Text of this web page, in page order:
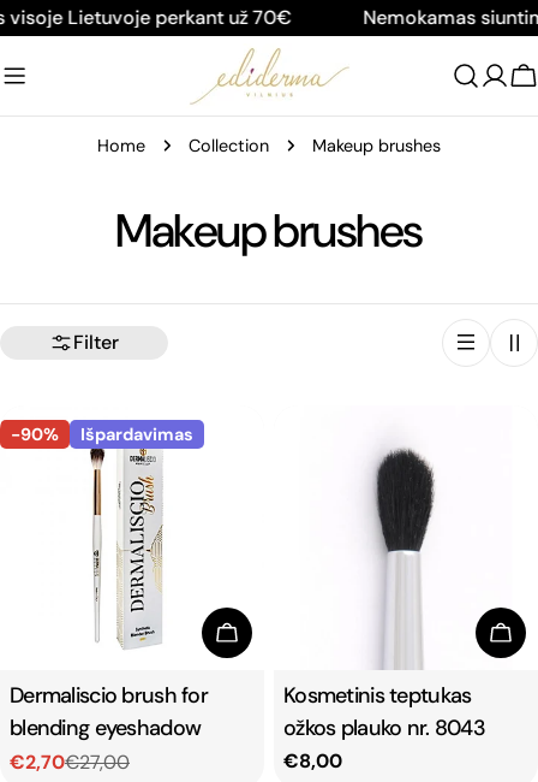
Skip
content
Lietuvoje perkant už 70€ Nemokamas
Home Collection Makeup brushes
C
o
l
l
e
c
t
i
o
n
Makeup brushes
Filter
-90% Išpardavimas
Add To Cart
Type:
Dermaliscio brush for
blending eyeshadow
Sale
€2,70
Regular€27,00
Type:
Kosmetinis teptukas
ožkos plauko nr. 8043
Regular
€8,00